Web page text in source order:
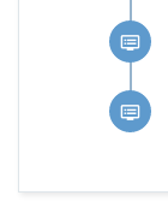
dvr
dvr